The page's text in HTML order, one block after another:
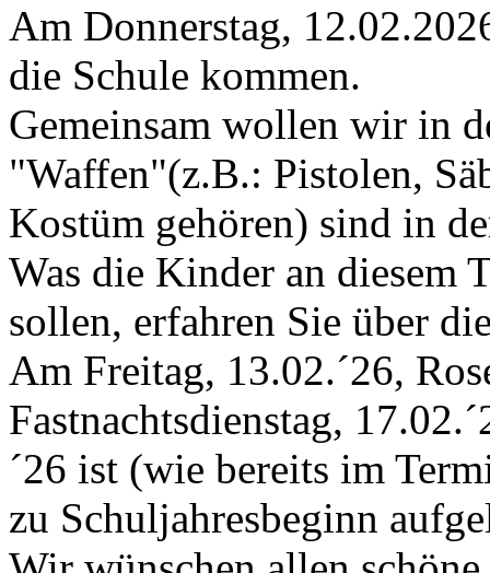
Am Donnerstag,
die Schule kommen.
Gemeinsam wollen wir in
"Waffen"(z.B.: Pistolen,
Kostüm gehören) sind in
Was die Kinder an diesem
sollen, erfahren Sie über
Am Freitag, 13.02.´26,
Fastnachtsdienstag,
´26 ist (wie bereits im
zu Schuljahresbeginn